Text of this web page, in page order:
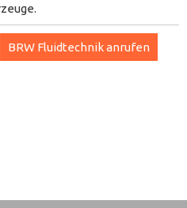
BRW Fluidtechnik anrufen